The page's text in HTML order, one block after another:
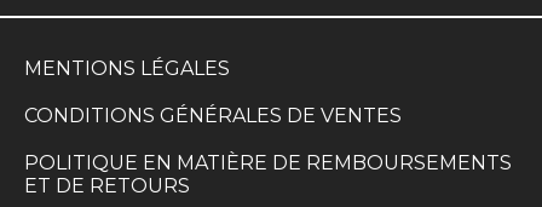
MENTIONS LÉGALES
CONDITIONS GÉNÉRALES DE VENTES
POLITIQUE EN MATIÈRE DE REMBOURSEMENTS
ET DE RETOURS